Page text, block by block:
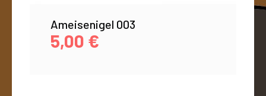
Ameisenigel 003
5,00 €